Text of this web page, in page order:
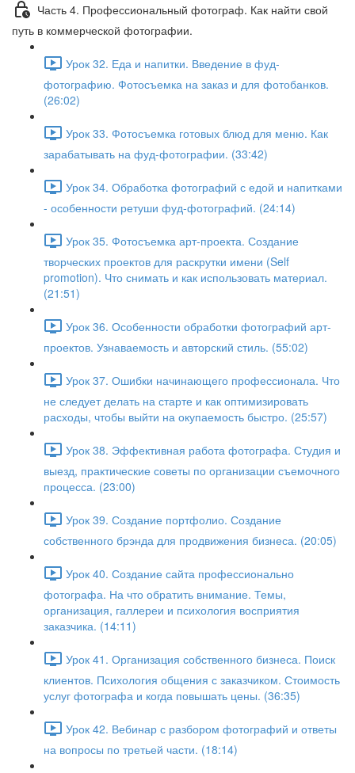
Часть 4. Профессиональный фотограф. Как найти свой
путь в коммерческой фотографии.
Урок 32. Еда и напитки. Введение в фуд-
фотографию. Фотосъемка на заказ и для фотобанков.
(26:02)
Урок 33. Фотосъемка готовых блюд для меню. Как
зарабатывать на фуд-фотографии. (33:42)
Урок 34. Обработка фотографий с едой и напитками
- особенности ретуши фуд-фотографий. (24:14)
Урок 35. Фотосъемка арт-проекта. Создание
творческих проектов для раскрутки имени (Self
promotion). Что снимать и как использовать материал.
(21:51)
Урок 36. Особенности обработки фотографий арт-
проектов. Узнаваемость и авторский стиль. (55:02)
Урок 37. Ошибки начинающего профессионала. Что
не следует делать на старте и как оптимизировать
расходы, чтобы выйти на окупаемость быстро. (25:57)
Урок 38. Эффективная работа фотографа. Студия и
выезд, практические советы по организации съемочного
процесса. (23:00)
Урок 39. Создание портфолио. Создание
собственного брэнда для продвижения бизнеса. (20:05)
Урок 40. Создание сайта профессионально
фотографа. На что обратить внимание. Темы,
организация, галлереи и психология восприятия
заказчика. (14:11)
Урок 41. Организация собственного бизнеса. Поиск
клиентов. Психология общения с заказчиком. Стоимость
услуг фотографа и когда повышать цены. (36:35)
Урок 42. Вебинар с разбором фотографий и ответы
на вопросы по третьей части. (18:14)